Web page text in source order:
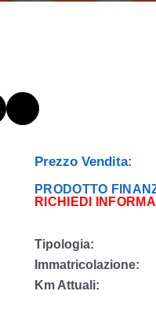
Prezzo Vendita:
PRODOTTO
RICHIEDI
Tipologia:
Immatricolazione:
Km Attuali: